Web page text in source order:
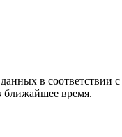
в соответствии с
ближайшее время.